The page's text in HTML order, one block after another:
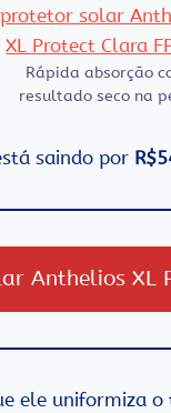
Rápida absorção
resultado seco na
saindo por
Anthelios XL
ele uniformiza